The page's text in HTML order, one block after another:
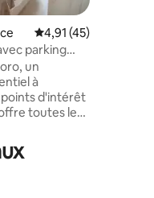
: 4,96 sur 5
Évaluation moyenne
4,91 (45)
parking
un
à
d'intérêt
toutes les
à 10
et à 7